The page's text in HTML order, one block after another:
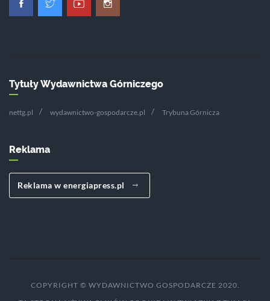
Tytuły Wydawnictwa Górniczego
nettg.pl wydawnictwo-gospodarcze.pl Trybuna Górnicza
Reklama
Reklama w energiapress.pl
COPYRIGHT © WYDAWNICTWO GOSPODARCZE 2020.